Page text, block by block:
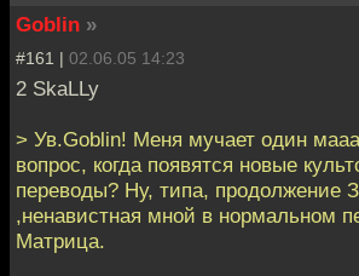
Goblin »
#161 | 02.06.05 14:23
2 SkaLLy
> Ув.Goblin! Меня мучает один
вопрос, когда появятся новые
переводы? Ну, типа, продолжение
,ненавистная мной в нормальном
Матрица.